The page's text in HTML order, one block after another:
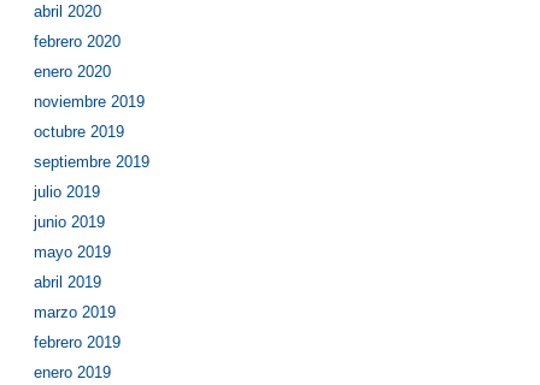
abril 2020
febrero 2020
enero 2020
noviembre 2019
octubre 2019
septiembre 2019
julio 2019
junio 2019
mayo 2019
abril 2019
marzo 2019
febrero 2019
enero 2019